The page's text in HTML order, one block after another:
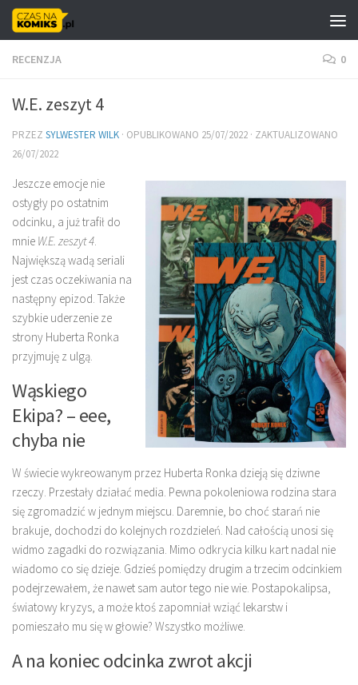
Skip to content
RECENZJA 0
W.E. zeszyt 4
PRZEZ SYLWESTER WILK · OPUBLIKOWANO 25/07/2022 · ZAKTUALIZOWANO
26/07/2022
Jeszcze emocje nie
ostygły po ostatnim
odcinku, a już trafił do
mnie W.E. zeszyt 4.
Największą wadą seriali
jest czas oczekiwania na
następny epizod. Także
szybkie uderzenie ze
strony Huberta Ronka
przyjmuję z ulgą.
Wąskiego
Ekipa? – eee,
chyba nie
W świecie wykreowanym przez Huberta Ronka dzieją się dziwne
rzeczy. Przestały działać media. Pewna pokoleniowa rodzina stara
się zgromadzić w jednym miejscu. Daremnie, bo choć starań nie
brakuje, dochodzi do kolejnych rozdzieleń. Nad całością unosi się
widmo zagadki do rozwiązania. Mimo odkrycia kilku kart nadal nie
wiadomo co się dzieje. Gdzieś pomiędzy drugim a trzecim odcinkiem
podejrzewałem, że nawet sam autor tego nie wie. Postapokalipsa,
światowy kryzys, a może ktoś zapomniał wziąć lekarstw i
pomieszało mu się w głowie? Wszystko możliwe.
A na koniec odcinka zwrot akcji